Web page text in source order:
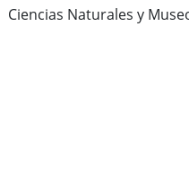
Ciencias Naturales y